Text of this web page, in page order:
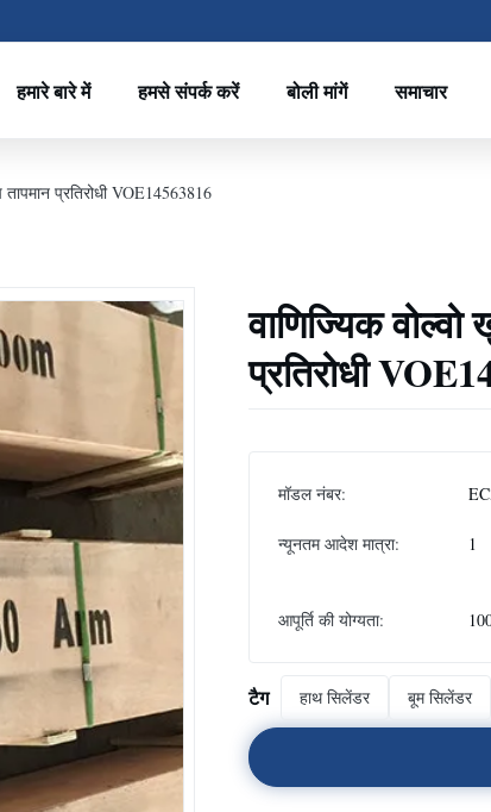
हमारे बारे में हमसे संपर्क करें बोली मांगें समाचार
प्रतिरोधी VOE14563816
वाणिज्यिक
प्रतिरोधी
मॉडल नंबर:
न्यूनतम आदेश मात्रा: 1
आपूर्ति की योग्यता:
टैग हाथ सिलेंडर बूम सिलेंडर